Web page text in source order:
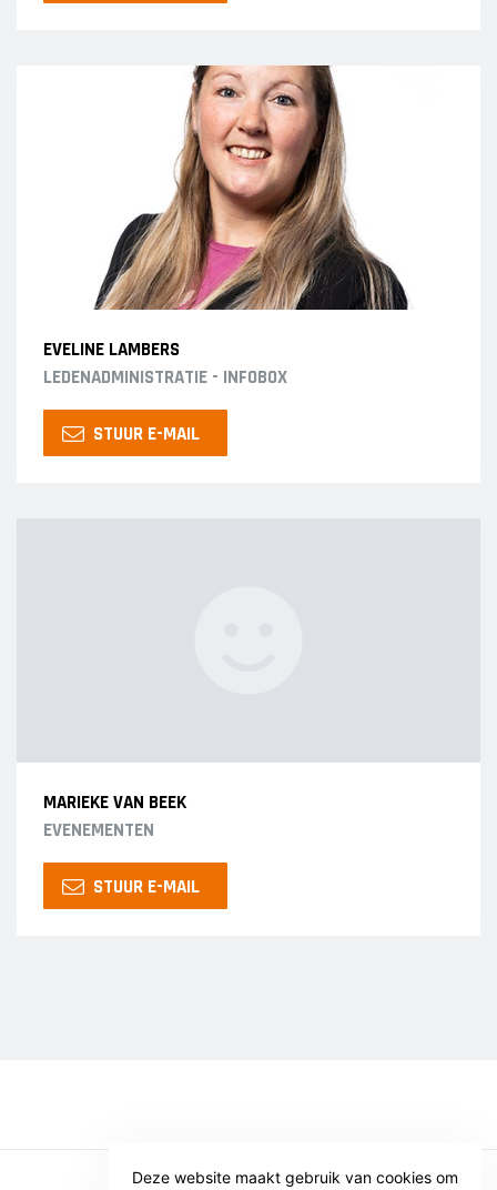
Deze website maakt gebruik van cookies om
EVELINE LAMBERS
LEDENADMINISTRATIE - INFOBOX
STUUR E-MAIL
MARIEKE VAN BEEK
EVENEMENTEN
STUUR E-MAIL